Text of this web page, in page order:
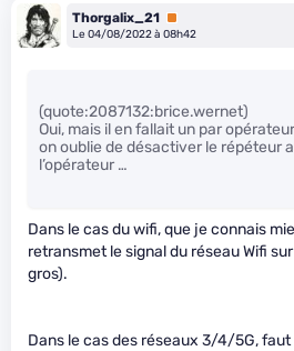
Thorgalix_21 Premium
Le 04/08/2022 à 08h42
(quote:2087132:brice.wernet)
Oui, mais il en fallait un par
on oublie de désactiver le répéteur
l’opérateur …
Dans le cas du wifi, que je connais
retransmet le signal du réseau Wifi
gros).
Dans le cas des réseaux 3/4/5G, faut